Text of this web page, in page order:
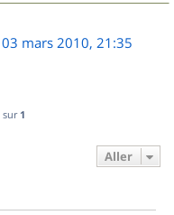
03 mars 2010, 21:35
sur 1
Aller